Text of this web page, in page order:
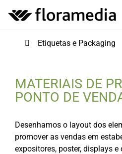
Etiquetas e Packaging
MATERIAIS DE
PONTO DE
Desenhamos o layout dos
promover as vendas em
expositores, poster, displays